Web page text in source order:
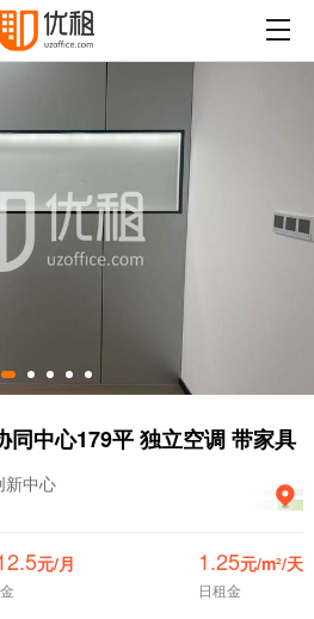
同中心179平 独立空调 带家具
新中心
元/月 1.25元/m²/天
日租金